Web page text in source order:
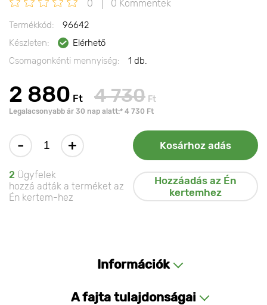
0 0 Kommentek
Termékkód:
96642
Készleten:
Elérhető
Csomagonkénti mennyiség:
1 db.
2 880 Ft 4 730 Ft
Legalacsonyabb ár 30 nap alatt:* 4 730 Ft
- + Kosárhoz adás
2 Ügyfelek
hozzá adták a terméket az
Én kertem-hez
Hozzáadás az Én
kertemhez
Információk
A fajta tulajdonságai